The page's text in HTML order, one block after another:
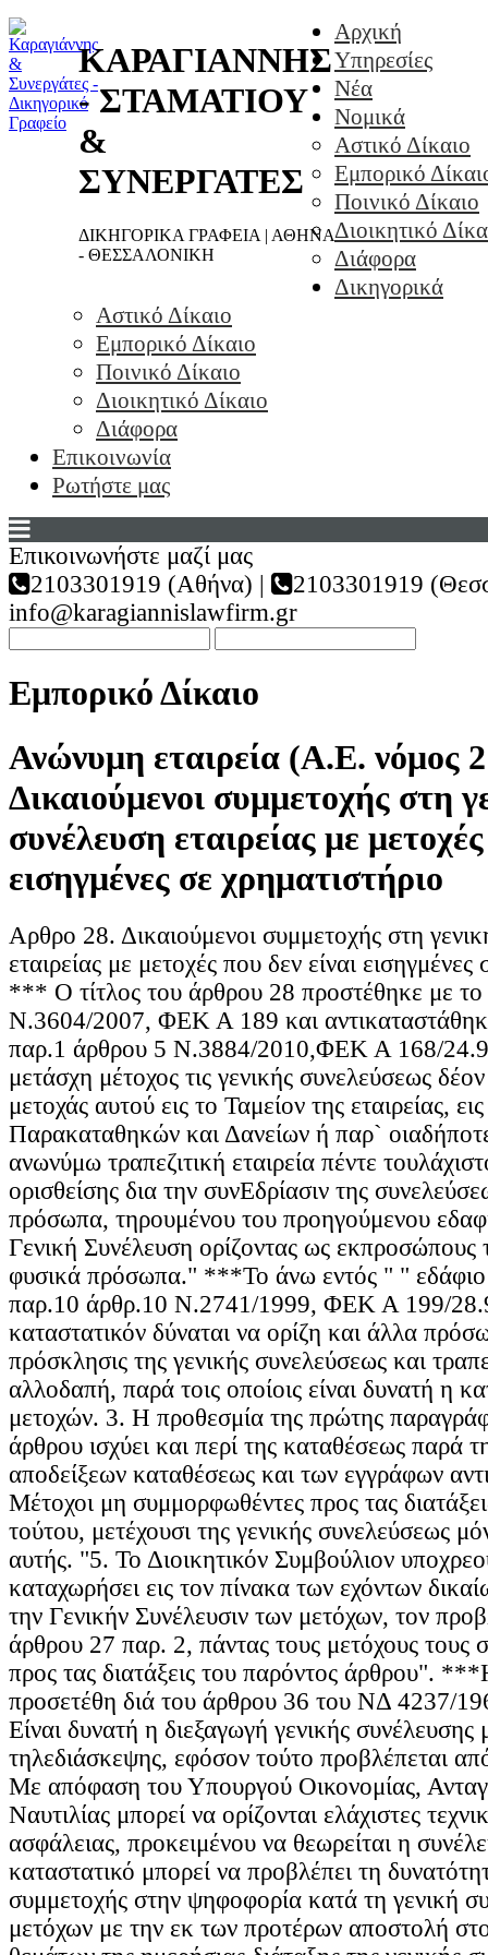
ΚΑΡΑΓΙΑΝΝΗΣ
- ΣΤΑΜΑΤΙΟΥ
&
ΣΥΝΕΡΓΑΤΕΣ
ΔΙΚΗΓΟΡΙΚΑ ΓΡΑΦΕΙΑ | ΑΘΗΝΑ
- ΘΕΣΣΑΛΟΝΙΚΗ
Αρχική
Υπηρεσίες
Νέα
Νομικά
Αστικό Δίκαιο
Εμπορικό
Ποινικό Δίκαιο
Διοικητικό
Διάφορα
Δικηγορικά
Αστικό Δίκαιο
Εμπορικό Δίκαιο
Ποινικό Δίκαιο
Διοικητικό Δίκαιο
Διάφορα
Επικοινωνία
Ρωτήστε μας
Επικοινωνήστε μαζί μας
2103301919 (Αθήνα) |
2103301919
info@karagiannislawfirm.gr
Εμπορικό Δίκαιο
Ανώνυμη εταιρεία (Α.Ε. νόμος
Δικαιούμενοι συμμετοχής στη
συνέλευση εταιρείας με
εισηγμένες σε χρηματιστήριο
Αρθρο 28. Δικαιούμενοι συμμετοχής στη
εταιρείας με μετοχές που δεν είναι εισηγμένες
*** Ο τίτλος του άρθρου 28 προστέθηκε με
Ν.3604/2007, ΦΕΚ Α 189 και
παρ.1 άρθρου 5 Ν.3884/2010,ΦΕΚ Α 168/
μετάσχη μέτοχος τις γενικής συνελεύσεως
μετοχάς αυτού εις το Ταμείον της εταιρείας,
Παρακαταθηκών και Δανείων ή παρ`
ανωνύμω τραπεζιτική εταιρεία πέντε
ορισθείσης δια την συνΕδρίασιν της
πρόσωπα, τηρουμένου του προηγούμενου
Γενική Συνέλευση ορίζοντας ως εκπροσώπους
φυσικά πρόσωπα." ***Το άνω εντός " " εδάφιο
παρ.10 άρθρ.10 Ν.2741/1999, ΦΕΚ Α 199/
καταστατικόν δύναται να ορίζη και άλλα
πρόσκλησις της γενικής συνελεύσεως και
αλλοδαπή, παρά τοις οποίοις είναι δυνατή η
μετοχών. 3. Η προθεσμία της πρώτης
άρθρου ισχύει και περί της καταθέσεως παρά
αποδείξεων καταθέσεως και των εγγράφων
Μέτοχοι μη συμμορφωθέντες προς τας
τούτου, μετέχουσι της γενικής συνελεύσεως
αυτής. "5. Το Διοικητικόν Συμβούλιον
καταχωρήσει εις τον πίνακα των εχόντων
την Γενικήν Συνέλευσιν των μετόχων, τον
άρθρου 27 παρ. 2, πάντας τους μετόχους τους
προς τας διατάξεις του παρόντος άρθρου".
προσετέθη διά του άρθρου 36 του ΝΔ 4237/
Είναι δυνατή η διεξαγωγή γενικής συνέλευσης
τηλεδιάσκεψης, εφόσον τούτο προβλέπεται
Με απόφαση του Υπουργού Οικονομίας,
Ναυτιλίας μπορεί να ορίζονται ελάχιστες
ασφάλειας, προκειμένου να θεωρείται η
καταστατικό μπορεί να προβλέπει τη
συμμετοχής στην ψηφοφορία κατά τη γενική
μετόχων με την εκ των προτέρων αποστολή